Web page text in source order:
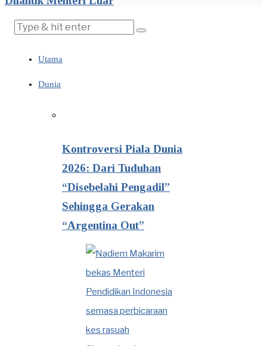
Utama
Dunia
Kontroversi Piala Dunia
2026: Dari Tuduhan
“Disebelahi Pengadil”
Sehingga Gerakan
“Argentina Out”